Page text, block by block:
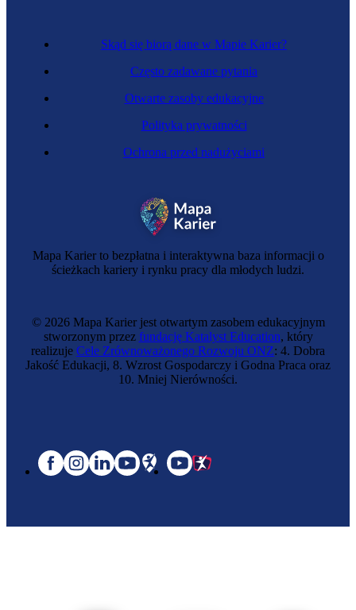
Mapa Karier to bezpłatna i interaktywna baza informacji o
ścieżkach kariery i rynku pracy dla młodych ludzi.
Skąd się biorą dane w Mapie Karier?
Często zadawane pytania
Otwarte zasoby edukacyjne
Polityka prywatności
Ochrona przed nadużyciami
© 2026 Mapa Karier jest otwartym zasobem edukacyjnym
stworzonym przez fundację Katalyst Education, który
realizuje Cele Zrównoważonego Rozwoju ONZ: 4. Dobra
Jakość Edukacji, 8. Wzrost Gospodarczy i Godna Praca oraz
10. Mniej Nierówności.